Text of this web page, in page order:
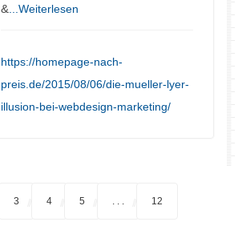
& ...Weiterlesen
https://homepage-nach-
preis.de/2015/08/06/die-mueller-lyer-
illusion-bei-webdesign-marketing/
3 4 5 12